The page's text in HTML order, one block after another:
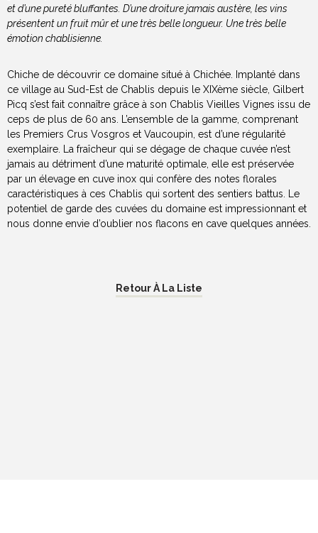
et d’une pureté bluffantes. D’une droiture jamais austère, les vins
présentent un fruit mûr et une très belle longueur. Une très belle
émotion chablisienne.
Chiche de découvrir ce domaine situé à Chichée. Implanté dans
ce village au Sud-Est de Chablis depuis le XIXème siècle, Gilbert
Picq s’est fait connaître grâce à son Chablis Vieilles Vignes issu de
ceps de plus de 60 ans. L’ensemble de la gamme, comprenant
les Premiers Crus Vosgros et Vaucoupin, est d’une régularité
exemplaire. La fraîcheur qui se dégage de chaque cuvée n’est
jamais au détriment d’une maturité optimale, elle est préservée
par un élevage en cuve inox qui confère des notes florales
caractéristiques à ces Chablis qui sortent des sentiers battus. Le
potentiel de garde des cuvées du domaine est impressionnant et
nous donne envie d’oublier nos flacons en cave quelques années.
Retour À La Liste